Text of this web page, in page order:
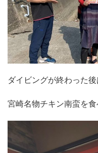
ダイビングが終わった後
宮崎名物チキン南蛮を食